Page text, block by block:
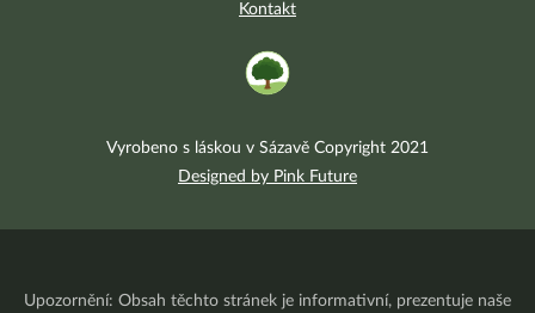
Kontakt
Vyrobeno s láskou v Sázavě Copyright 2021
Designed by Pink Future
Upozornění: Obsah těchto stránek je informativní, prezentuje naše